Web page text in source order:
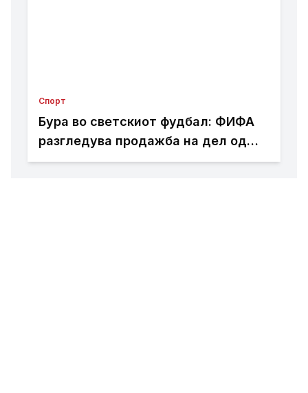
Спорт
Бура во светскиот фудбал: ФИФА
разгледува продажба на дел од
Мундијалот?